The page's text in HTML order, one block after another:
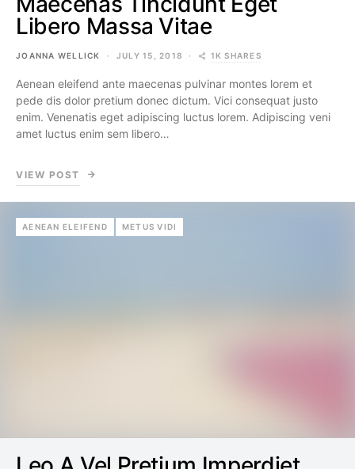
Libero Massa Vitae
JOANNA WELLICK JULY 15, 2018 1K SHARES
Aenean eleifend ante maecenas pulvinar montes lorem et
pede dis dolor pretium donec dictum. Vici consequat justo
enim. Venenatis eget adipiscing luctus lorem. Adipiscing veni
amet luctus enim sem libero…
VIEW POST
AENEAN ELEIFEND METUS VIDI